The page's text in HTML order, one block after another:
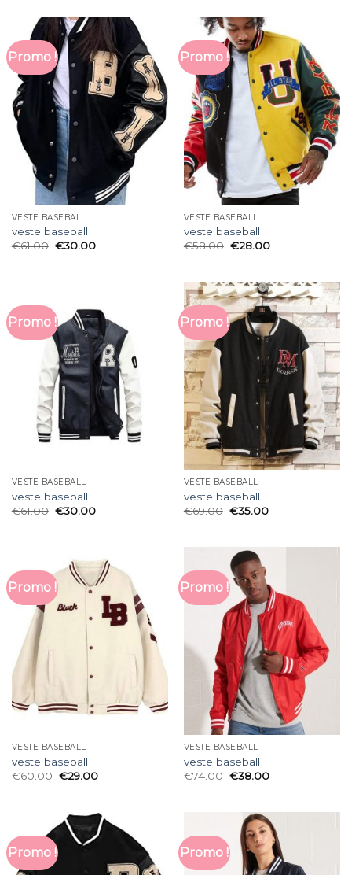
Promo !
VESTE BASEBALL
veste baseball
€61.00 €30.00
Promo !
VESTE BASEBALL
veste baseball
€58.00 €28.00
Promo !
VESTE BASEBALL
veste baseball
€61.00 €30.00
Promo !
VESTE BASEBALL
veste baseball
€69.00 €35.00
Promo !
VESTE BASEBALL
veste baseball
€60.00 €29.00
Promo !
VESTE BASEBALL
veste baseball
€74.00 €38.00
Promo ! Promo !